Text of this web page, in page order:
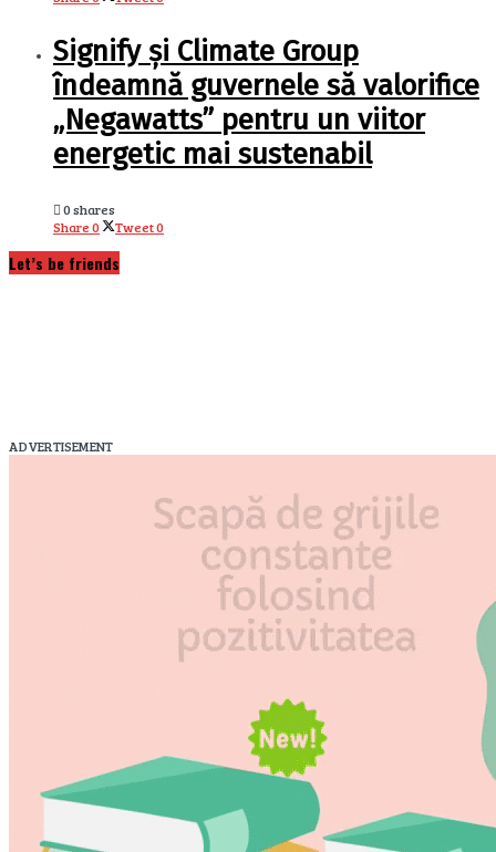
Signify și Climate Group
îndeamnă guvernele să valorifice
„Negawatts” pentru un viitor
energetic mai sustenabil
0 shares
Share0 Tweet0
Let’s be friends
ADVERTISEMENT